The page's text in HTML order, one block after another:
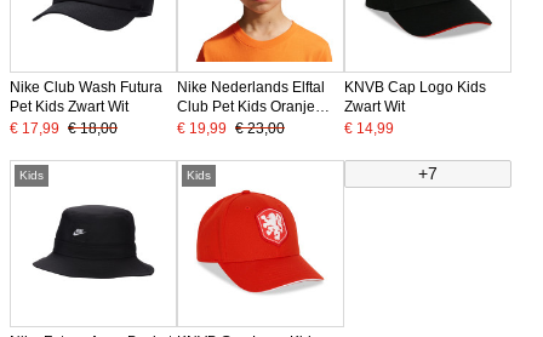
Nike Club Wash Futura
Pet Kids Zwart Wit
€ 17,99 € 18,00
Nike Nederlands Elftal
Club Pet Kids Oranje
Zwart Wit
€ 19,99 € 23,00
KNVB Cap Logo Kids
Zwart Wit
€ 14,99
Kids Kids +7